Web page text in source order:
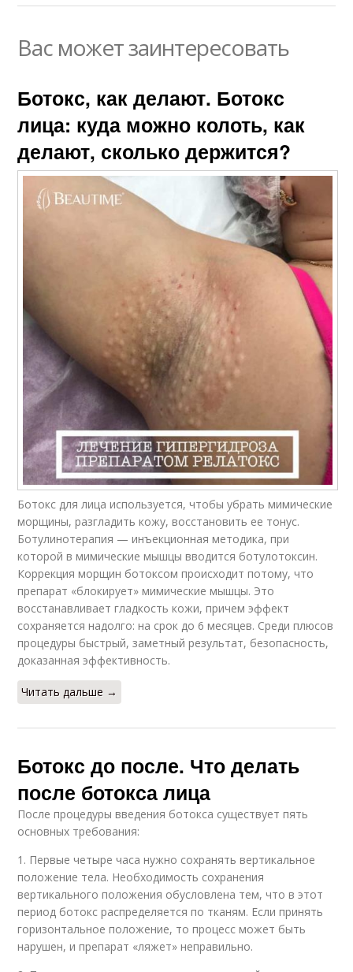
Вас может заинтересовать
Ботокс, как делают. Ботокс
лица: куда можно колоть, как
делают, сколько держится?
Ботокс для лица используется, чтобы убрать мимические
морщины, разгладить кожу, восстановить ее тонус.
Ботулинотерапия — инъекционная методика, при
которой в мимические мышцы вводится ботулотоксин.
Коррекция морщин ботоксом происходит потому, что
препарат «блокирует» мимические мышцы. Это
восстанавливает гладкость кожи, причем эффект
сохраняется надолго: на срок до 6 месяцев. Среди плюсов
процедуры быстрый, заметный результат, безопасность,
доказанная эффективность.
Читать дальше →
Ботокс до после. Что делать
после ботокса лица
После процедуры введения ботокса существует пять
основных требования:
1. Первые четыре часа нужно сохранять вертикальное
положение тела. Необходимость сохранения
вертикального положения обусловлена тем, что в этот
период ботокс распределяется по тканям. Если принять
горизонтальное положение, то процесс может быть
нарушен, и препарат «ляжет» неправильно.